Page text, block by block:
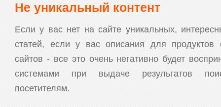
Не уникальный контент
Если у вас нет на сайте уникальных,
статей, если у вас описания для продуктов
сайтов - все это очень негативно будет
системами при выдаче результатов
посетителям.